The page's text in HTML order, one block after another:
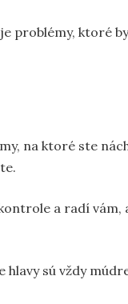
problémy, ktoré
na ktoré ste
a radí vám,
sú vždy